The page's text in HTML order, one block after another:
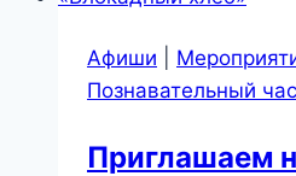
Афиши
Познавательный час
Приглашаем